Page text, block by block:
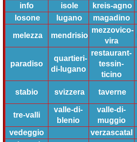
info
isole kreis-agno
losone
lugano magadino
melezza mendrisio
mezzovico-
vira
paradiso
quartieri-
di-lugano
restaurant-
tessin-
ticino
stabio svizzera taverne
tre-valli
valle-di-
blenio
valle-di-
muggio
vedeggio verzascatal